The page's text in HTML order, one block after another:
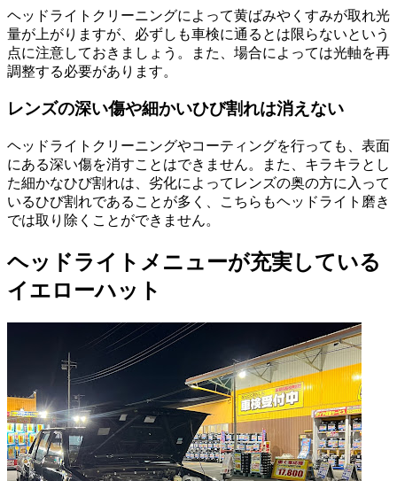
ヘッドライトクリーニングによって黄ばみやくすみが取れ光
量が上がりますが、必ずしも車検に通るとは限らないという
点に注意しておきましょう。また、場合によっては光軸を再
調整する必要があります。
レンズの深い傷や細かいひび割れは消えない
ヘッドライトクリーニングやコーティングを行っても、表面
にある深い傷を消すことはできません。また、キラキラとし
た細かなひび割れは、劣化によってレンズの奥の方に入って
いるひび割れであることが多く、こちらもヘッドライト磨き
では取り除くことができません。
ヘッドライトメニューが充実している
イエローハット